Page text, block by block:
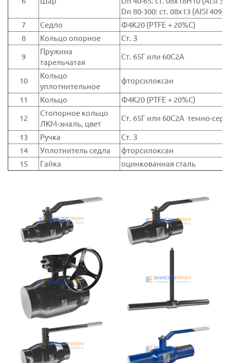
Dn 80-300: ст. 08х13 (AISI 409)
7
Седло
Ф4К20 (PTFE + 20%С)
8
Кольцо опорное Ст. З
9
Пружина
тарельчатая
Ст. 65Г или 60С2А
10
Кольцо
уплотнительное
фторсилоксан
11 Кольцо Ф4К20 (PTFE + 20%С)
12
Стопорное кольцо
ЛКМ-эмаль, цвет
Ст. 65Г или 60С2А темно-
13 Ручка
Ст. З
14
Уплотнитель седла
фторсилоксан
15
Гайка оцинкованная сталь